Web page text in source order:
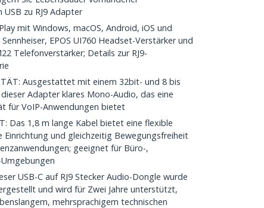
zu RJ9 Adapter
mit Windows, macOS, Android, iOS und
EPOS UI760 Headset-Verstärker und
Telefonverstärker; Details zur RJ9-
Ausgestattet mit einem 32bit- und 8 bis
Adapter klares Mono-Audio, das eine
für VoIP-Anwendungen bietet
Das 1,8 m lange Kabel bietet eine flexible
Einrichtung und gleichzeitig Bewegungsfreiheit
geeignet für Büro-,
USB-C auf RJ9 Stecker Audio-Dongle wurde
und wird für Zwei Jahre unterstützt,
mehrsprachigem technischen